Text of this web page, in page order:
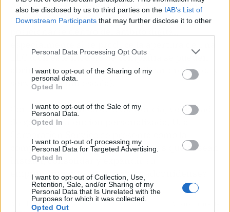
also be disclosed by us to third parties on the IAB’s List of
Downstream Participants that may further disclose it to other
Personal Data Processing Opt Outs
I want to opt-out of the Sharing of my
personal data.
Opted In
I want to opt-out of the Sale of my
Personal Data.
Opted In
I want to opt-out of processing my
Personal Data for Targeted Advertising.
Opted In
I want to opt-out of Collection, Use,
Retention, Sale, and/or Sharing of my
Personal Data that Is Unrelated with the
Purposes for which it was collected.
Opted Out
Además, la creación de empresas extranjeras
en territorio estadounidense permite
LLC (con este modelo de compañía se pueden
abrir tiendasonlinepara visibilizar productos y
servicios a gran escala).
Con más de 20 años de experiencia, velocidad
de gestión y atención personalizada, Usa
compañía ideal para los extranjeros que desean
instalar, consolidar y expandir su
emprendimiento en tierras estadounidenses.
Artículo anterior